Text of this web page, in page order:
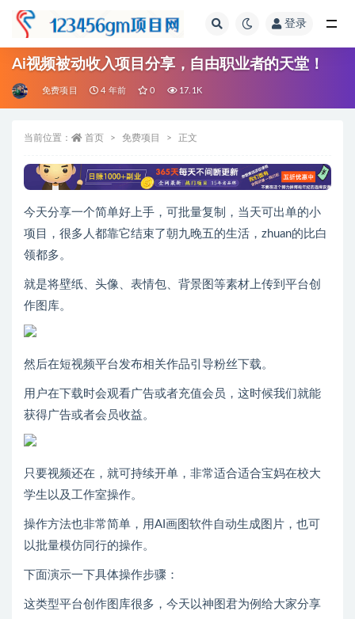
登录
Ai视频被动收入项目分享，自由职业者的天堂！
免费项目 4 年前 0 17.1K
当前位置： 首页 免费项目 正文
今天分享一个简单好上手，可批量复制，当天可出单的小
项目，很多人都靠它结束了朝九晚五的生活，zhuan的比白
领都多。
就是将壁纸、头像、表情包、背景图等素材上传到平台创
作图库。
然后在短视频平台发布相关作品引导粉丝下载。
用户在下载时会观看广告或者充值会员，这时候我们就能
获得广告或者会员收益。
只要视频还在，就可持续开单，非常适合适合宝妈在校大
学生以及工作室操作。
操作方法也非常简单，用AI画图软件自动生成图片，也可
以批量模仿同行的操作。
下面演示一下具体操作步骤：
这类型平台创作图库很多，今天以神图君为例给大家分享